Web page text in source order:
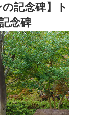
記念碑】ト
念碑